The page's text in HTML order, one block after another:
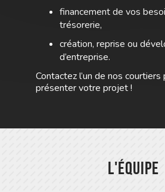
financement de vos
trésorerie,
création, reprise ou
d’entreprise.
Contactez l’un de nos courtiers
présenter votre projet !
L'équipe